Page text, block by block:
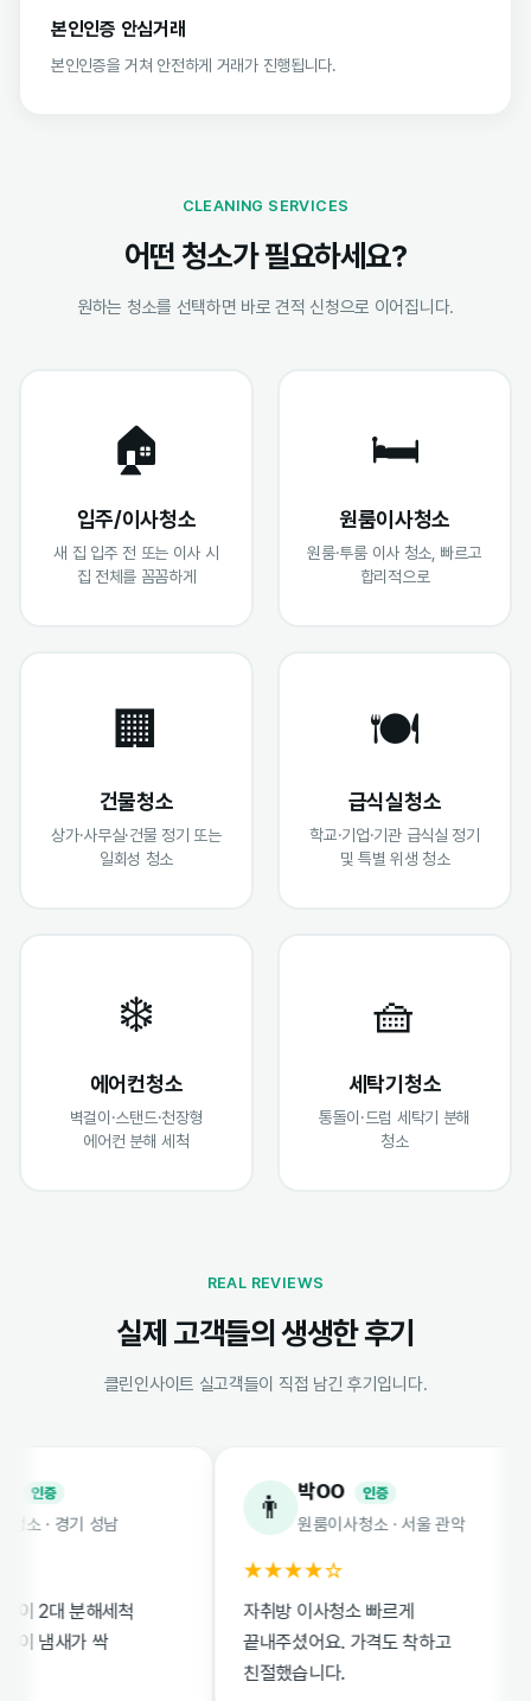
본인인증 안심거래
본인인증을 거쳐 안전하게 거래가 진행됩니다.
CLEANING SERVICES
어떤 청소가 필요하세요?
원하는 청소를 선택하면 바로 견적 신청으로 이어집니다.
🏠
입주/이사청소
새 집 입주 전 또는 이사 시
집 전체를 꼼꼼하게
🛏️
원룸이사청소
원룸·투룸 이사 청소, 빠르고
합리적으로
🏢
건물청소
상가·사무실·건물 정기 또는
일회성 청소
🍽️
급식실청소
학교·기업·기관 급식실 정기
및 특별 위생 청소
❄️
에어컨청소
벽걸이·스탠드·천장형
에어컨 분해 세척
🧺
세탁기청소
통돌이·드럼 세탁기 분해
청소
REAL REVIEWS
실제 고객들의 생생한 후기
클린인사이트 실고객들이 직접 남긴 후기입니다.
· 경기 성남
대 분해세척
새가 싹
👨 박OO 인증
원룸이사청소 · 서울 관악
★★★★☆
자취방 이사청소 빠르게
끝내주셨어요. 가격도 착하고
친절했습니다.